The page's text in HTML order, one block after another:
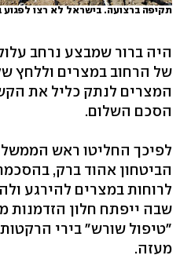
תקיפה ברצועה. בישראל לא רצו
היה ברור שמבצע נרחב
של הרחוב במצרים וללחץ
המצרים לנתק כליל את
הסכם השלום.
לפיכך החליטו ראש
הביטחון אהוד ברק,
לרוחות במצרים להירגע
שבה ייפתח חלון הזדמנות
"טיפול שורש" בירי
מעזה.